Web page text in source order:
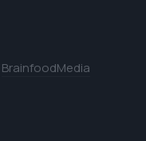
BrainfoodMedia